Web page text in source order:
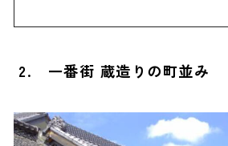
2. 一番街 蔵造りの町並み